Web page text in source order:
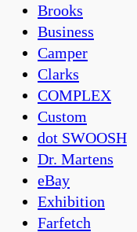
Brooks
Business
Camper
Clarks
COMPLEX
Custom
dot SWOOSH
Dr. Martens
eBay
Exhibition
Farfetch